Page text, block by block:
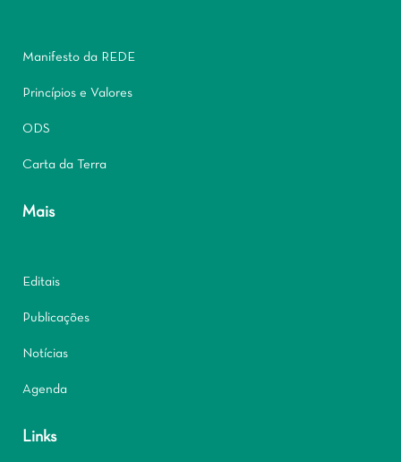
Manifesto da REDE
Princípios e Valores
ODS
Carta da Terra
Mais
Editais
Publicações
Notícias
Agenda
Links